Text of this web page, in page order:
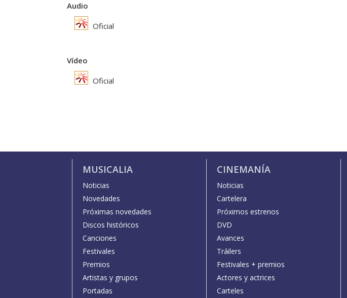
Audio
Oficial
Vídeo
Oficial
MUSICALIA
Noticias
Novedades
Próximas novedades
Discos históricos
Canciones
Festivales
Premios
Artistas y grupos
Portadas
CINEMANÍA
Noticias
Cartelera
Próximos estrenos
DVD
Avances
Tráilers
Festivales + premios
Actores y actrices
Carteles